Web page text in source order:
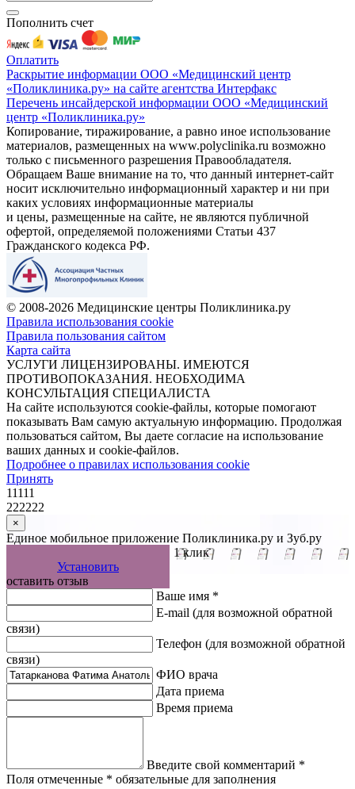
Пополнить счет
Оплатить
Раскрытие информации ООО «Медицинский центр
«Поликлиника.ру» на сайте агентства Интерфакс
Перечень инсайдерской информации ООО «Медицинский
центр «Поликлиника.ру»
Копирование, тиражирование, а равно иное использование
материалов, размещенных на www.polyclinika.ru возможно
только с письменного разрешения Правообладателя.
Обращаем Ваше внимание на то, что данный интернет-сайт
носит исключительно информационный характер и ни при
каких условиях информационные материалы
и цены, размещенные на сайте, не являются публичной
офертой, определяемой положениями Статьи 437
Гражданского кодекса РФ.
© 2008-2026 Медицинские центры Поликлиника.ру
Правила использования cookie
Правила пользования сайтом
Карта сайта
УСЛУГИ ЛИЦЕНЗИРОВАНЫ. ИМЕЮТСЯ
ПРОТИВОПОКАЗАНИЯ. НЕОБХОДИМА
КОНСУЛЬТАЦИЯ СПЕЦИАЛИСТА
На сайте используются cookie-файлы, которые помогают
показывать Вам самую актуальную информацию. Продолжая
пользоваться сайтом, Вы даете согласие на использование
ваших данных и cookie-файлов.
Подробнее о правилах использования cookie
Принять
11111
222222
×
Единое мобильное приложение Поликлиника.ру и Зуб.ру
Управляйте записью к врачу в 1 клик
Установить
оставить отзыв
Ваше имя *
E-mail (для возможной обратной
связи)
Телефон (для возможной обратной
связи)
ФИО врача
Дата приема
Время приема
Введите свой комментарий *
Поля отмеченные * обязательные для заполнения